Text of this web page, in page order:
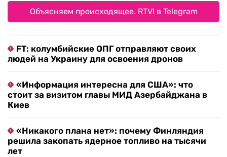
Объясняем происходящее. RTVI в Telegram
FT: колумбийские ОПГ отправляют своих
людей на Украину для освоения дронов
«Информация интересна для США»: что
стоит за визитом главы МИД Азербайджана в
Киев
«Никакого плана нет»: почему Финляндия
решила закопать ядерное топливо на тысячи
лет